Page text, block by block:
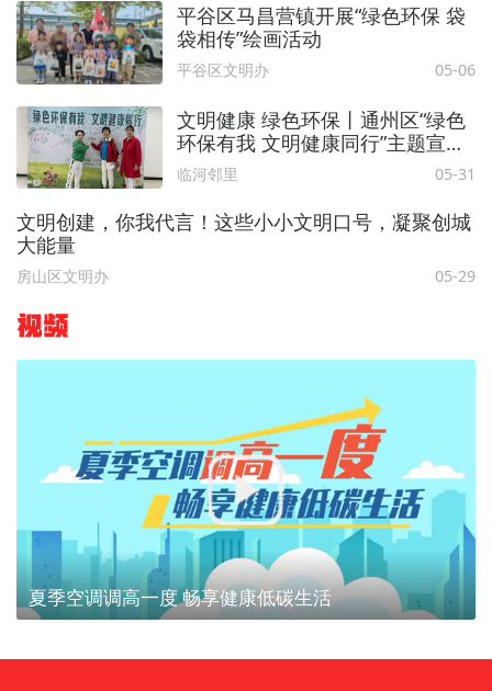
平谷区马昌营镇开展“绿色环保 袋
袋相传”绘画活动
平谷区文明办 05-06
文明健康 绿色环保丨通州区“绿色
环保有我 文明健康同行”主题宣传
活动在临河里街道圆满落幕
临河邻里 05-31
文明创建，你我代言！这些小小文明口号，凝聚创城
大能量
房山区文明办 05-29
视频
夏季空调调高一度 畅享健康低碳生活